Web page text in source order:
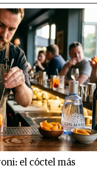
el cóctel más